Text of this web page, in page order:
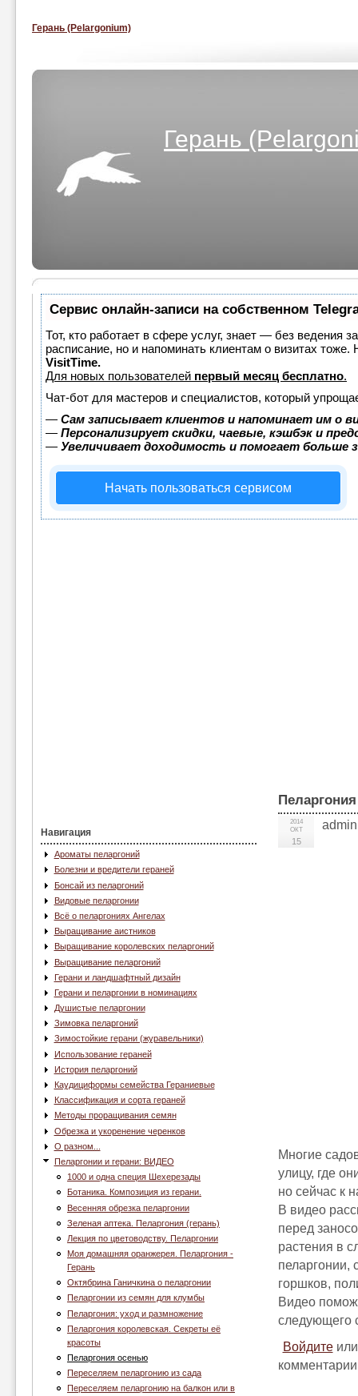
Герань (Pelargonium)
Герань
Сервис онлайн-записи на собственном
Тот, кто работает в сфере услуг, знает — без ведения
расписание, но и напоминать клиентам о визитах
VisitTime.
Для новых пользователей первый месяц бесплатно.
Чат-бот для мастеров и специалистов, который
— Сам записывает клиентов и напоминает им о
— Персонализирует скидки, чаевые, кэшбэк и
— Увеличивает доходимость и помогает больше
Начать пользоваться сервисом
Навигация
Ароматы пеларгоний
Болезни и вредители гераней
Бонсай из пеларгоний
Видовые пеларгонии
Всё о пеларгониях Ангелах
Выращивание аистников
Выращивание королевских пеларгоний
Выращивание пеларгоний
Герани и ландшафтный дизайн
Герани и пеларгонии в номинациях
Душистые пеларгонии
Зимовка пеларгоний
Зимостойкие герани (журавельники)
Использование гераней
История пеларгоний
Каудициформы семейства Гераниевые
Классификация и сорта гераней
Методы проращивания семян
Обрезка и укоренение черенков
О разном...
Пеларгонии и герани: ВИДЕО
1000 и одна специя Шехерезады
Ботаника. Композиция из герани.
Весенняя обрезка пеларгонии
Зеленая аптека. Пеларгония (герань)
Лекция по цветоводству. Пеларгонии
Моя домашняя оранжерея. Пеларгония -
Герань
Октябрина Ганичкина о пеларгонии
Пеларгонии из семян для клумбы
Пеларгония: уход и размножение
Пеларгония королевская. Секреты её
красоты
Пеларгония осенью
Переселяем пеларгонию из сада
Переселяем пеларгонию на балкон или в
2014
ОКТ
15
admin
Многие
улицу, где
но сейчас к
В видео
перед
растения в
пеларгонии,
горшков,
Видео
следующего
Войдите
комментарии